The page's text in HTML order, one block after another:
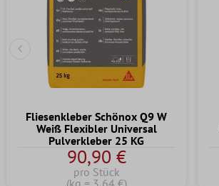
Vorherige Folie
Fliesenkleber Schönox Q9 W
Weiß Flexibler Universal
Pulverkleber 25 KG
90,90 €
pro Stück